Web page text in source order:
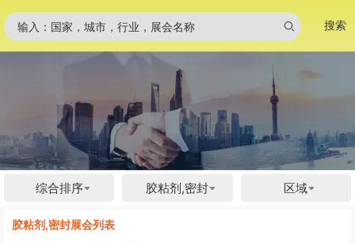
输入：国家，城市，行业，展会名称 搜索
综合排序 胶粘剂,密封 区域
胶粘剂,密封展会列表